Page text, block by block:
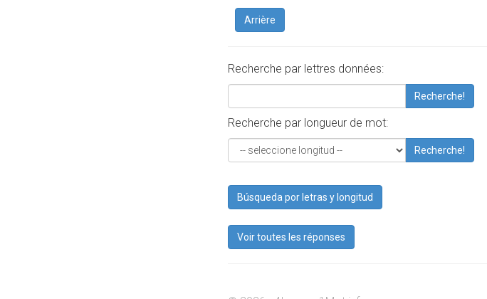
Arrière
Recherche par lettres données:
Recherche!
Recherche par longueur de mot:
Recherche!
Búsqueda por letras y longitud
Voir toutes les réponses